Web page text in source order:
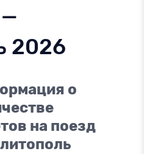
2026
о
на поезд